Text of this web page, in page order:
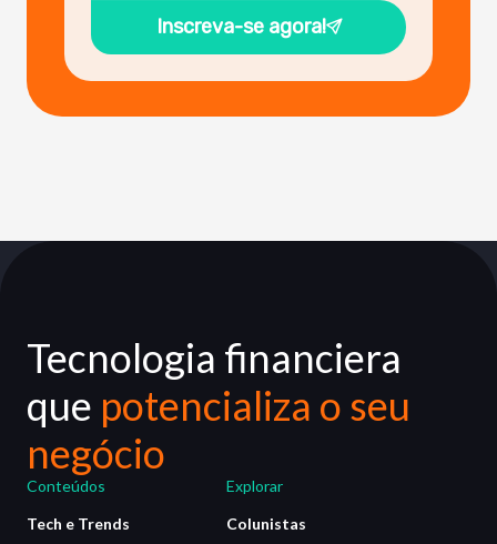
Inscreva-se agora!
Tecnologia financiera
que potencializa o seu
negócio
Conteúdos
Tech e Trends
Explorar
Colunistas